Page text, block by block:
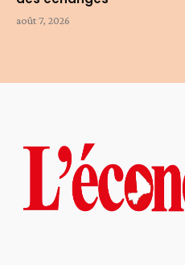
août 7, 2026